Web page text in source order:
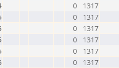
0
1317
0
1317
0
1317
0
1317
0
1317
0
1317